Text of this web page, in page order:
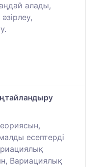
алады,
есептерді
Вариациялық